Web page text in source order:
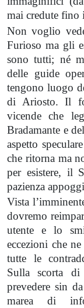
mai credute fino
Non voglio
Furioso ma gli
sono tutti; né
delle guide
tengono luogo
di Ariosto. Il
vicende che
Bradamante e
aspetto
che ritorna ma
per esistere, il
pazienza
Vista
dovremo
utente e lo
eccezioni che
tutte le
Sulla scorta
prevedere sin
marea di